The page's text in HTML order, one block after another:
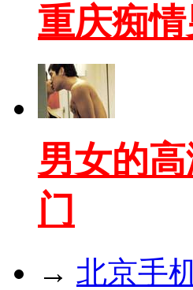
重庆痴
男女的
门
→ 北京手